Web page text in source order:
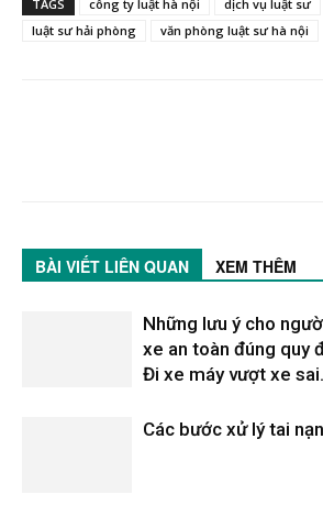
TAGS công ty luật hà nội dịch vụ luật sư
luật sư hải phòng
văn phòng luật sư hà nội
BÀI VIẾT LIÊN QUAN XEM THÊM
Những lưu ý cho
xe an toàn đúng quy
Đi xe máy vượt xe
Các bước xử lý tai